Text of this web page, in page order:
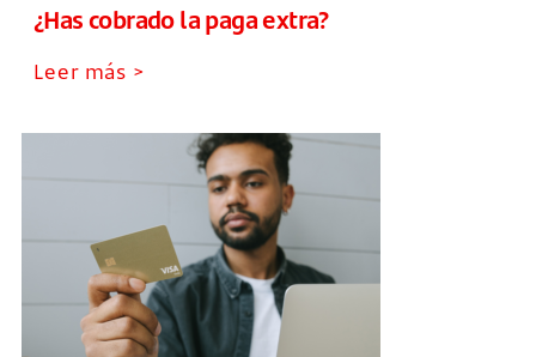
¿Has cobrado la paga extra?
Leer más >